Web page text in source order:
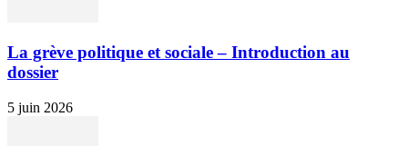
La grève politique et sociale – Introduction au
dossier
5 juin 2026